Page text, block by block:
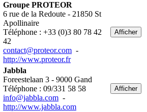
Groupe PROTEOR
6 rue de la Redoute - 21850 St
Apollinaire
Téléphone : +33 (0)3 80 78 42
42
contact@proteor.com -
http://www.proteor.fr
Afficher
Jabbla
Foreestelaan 3 - 9000 Gand
Téléphone : 09/331 58 58
info@jabbla.com -
http://www.jabbla.com
Afficher